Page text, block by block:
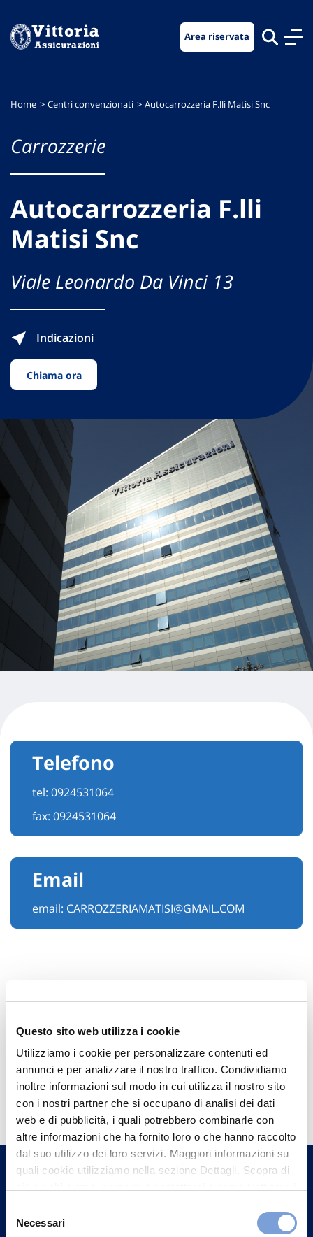
Questo sito web utilizza i cookie
Utilizziamo i cookie per personalizzare contenuti ed
annunci e per analizzare il nostro traffico. Condividiamo
inoltre informazioni sul modo in cui utilizza il nostro sito
con i nostri partner che si occupano di analisi dei dati
web e di pubblicità, i quali potrebbero combinarle con
altre informazioni che ha fornito loro o che hanno raccolto
dal suo utilizzo dei loro servizi. Maggiori informazioni su
quali cookie utilizziamo nella sezione Dettagli. Scopra di
può trovare nel footer del sito nella sezione "Informativa
delNecessari
menu
contenuto
footer
Area riservata
Home Centri convenzionati Autocarrozzeria F.lli Matisi Snc
Carrozzerie
Autocarrozzeria F.lli
Matisi Snc
Viale Leonardo Da Vinci 13
Indicazioni
Chiama ora
Telefono
tel: 0924531064
fax: 0924531064
Email
email: CARROZZERIAMATISI@GMAIL.COM
Hai bisogno di
informazioni?
Trova l'Agenzia più vicina a te e parla con
un nostro Agente.
Contattaci